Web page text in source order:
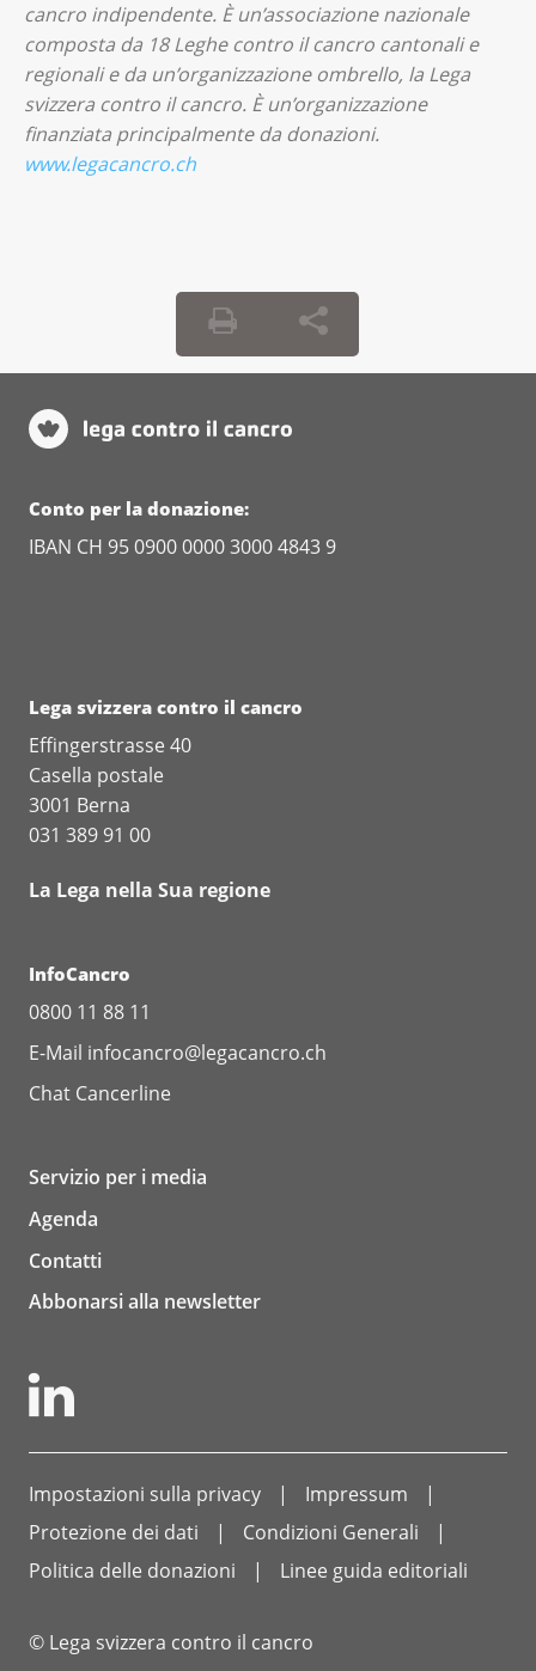
cancro indipendente. È un’associazione nazionale
composta da 18 Leghe contro il cancro cantonali e
regionali e da un’organizzazione ombrello, la Lega
svizzera contro il cancro. È un’organizzazione
finanziata principalmente da donazioni.
www.legacancro.ch
Conto per la donazione:
IBAN CH 95 0900 0000 3000 4843 9
Lega svizzera contro il cancro
Effingerstrasse 40
Casella postale
3001 Berna
031 389 91 00
La Lega nella Sua regione
InfoCancro
0800 11 88 11
E-Mail infocancro@legacancro.ch
Chat Cancerline
Servizio per i media
Agenda
Contatti
Abbonarsi alla newsletter
Impostazioni sulla privacy
Impressum
Protezione dei dati
Condizioni Generali
Politica delle donazioni
Linee guida editoriali
© Lega svizzera contro il cancro